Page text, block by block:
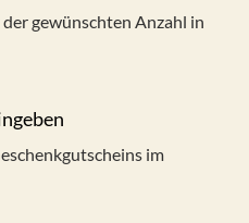
gewünschten Anzahl in
im